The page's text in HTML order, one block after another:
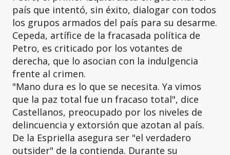
país que intentó, sin éxito, dialogar con todos
los grupos armados del país para su desarme.
Cepeda, artífice de la fracasada política de
Petro, es criticado por los votantes de
derecha, que lo asocian con la indulgencia
frente al crimen.
"Mano dura es lo que se necesita. Ya vimos
que la paz total fue un fracaso total", dice
Castellanos, preocupado por los niveles de
delincuencia y extorsión que azotan al país.
De la Espriella asegura ser "el verdadero
outsider" de la contienda. Durante su